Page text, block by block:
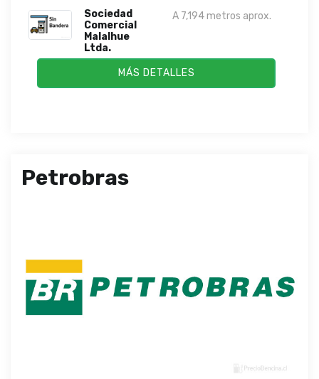
Sociedad
Comercial
Malalhue
Ltda.
A 7,194 metros aprox.
MÁS DETALLES
Petrobras